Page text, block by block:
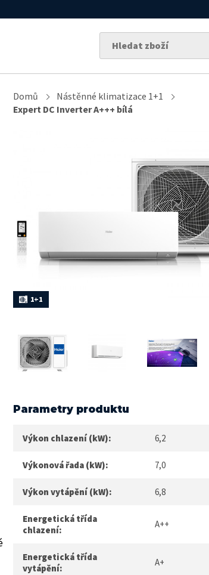
Domů
Nástěnné klimatizace 1+1
Expert DC Inverter A+++ bílá
1+1
Parametry produktu
Výkon chlazení (kW): 6,2
Výkonová řada (kW): 7,0
Výkon vytápění (kW): 6,8
Energetická třída
chlazení:
A++
Energetická třída
vytápění:
A+